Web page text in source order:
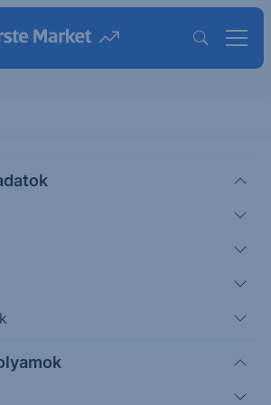
az OTP árfolyama. Az
európai...